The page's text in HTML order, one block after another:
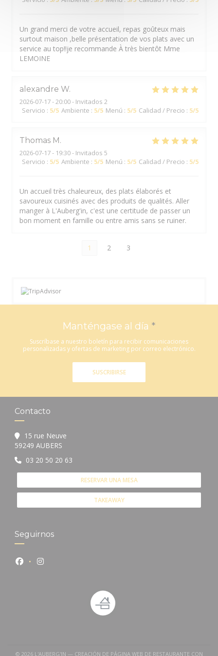
Un grand merci de votre accueil, repas goûteux mais
surtout maison ,belle présentation de vos plats avec un
service au top!!je recommande À très bientôt Mme
LEMOINE
alexandre W
2026-07-17- 20:00 - Invitados 2
Servicio : 5/5 Ambiente : 5/5 Menú : 5/5 Calidad / Precio : 5/5
Thomas M
2026-07-17- 19:30 - Invitados 5
Servicio : 5/5 Ambiente : 5/5 Menú : 5/5 Calidad / Precio : 5/5
Un accueil très chaleureux, des plats élaborés et
savoureux cuisinés avec des produits de qualités. Aller
manger à L'Auberg'in, c'est une certitude de passer un
bon moment en famille ou entre amis sans se ruiner.
1 2 3
Manténgase al día *
Suscríbase a nuestro boletín para recibir comunicaciones
personalizadas y ofertas de marketing por correo electrónico.
SUSCRIBIRSE
Contacto
15 rue Neuve
59249 AUBERS
03 20 50 20 63
RESERVAR UNA MESA
TAKEAWAY
Seguirnos
Facebook ((abre en una nueva ventana))
Instagram ((abre en una nueva ventana))
© 2026 L'AUBERG'IN — CREACIÓN DE PÁGINA WEB DE RESTAURANTE CON